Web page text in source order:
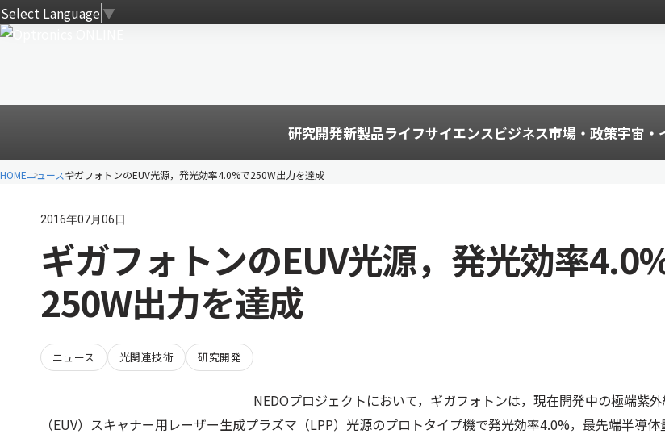
Select Language▼
研究開発新製品ライフサイエンスビジネス市場・政策宇宙・
HOMEニュースギガフォトンのEUV光源，発光効率4.0%で250W出力を達成
2016年07月06日
ギガフォトンのEUV光源，発光効率
250W出力を達成
ニュース 光関連技術 研究開発
NEDOプロジェクトにおいて，ギガフォトンは，現在開発中の極端紫
（EUV）スキャナー用レーザー生成プラズマ（LPP）光源のプロトタイプ機で発光効率4.0%，最先端半導体